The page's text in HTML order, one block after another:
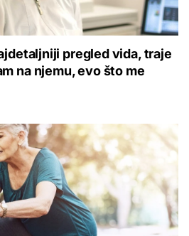
pregled vida, traje
na njemu, evo što me